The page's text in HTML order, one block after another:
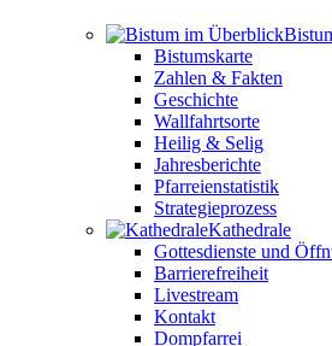
Bistumskarte
Zahlen & Fakten
Geschichte
Wallfahrtsorte
Heilig & Selig
Jahresberichte
Pfarreienstatistik
Strategieprozess
Kathedrale
Gottesdienste und
Barrierefreiheit
Livestream
Kontakt
Dompfarrei